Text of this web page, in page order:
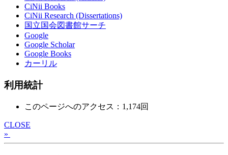
CiNii Books
CiNii Research (Dissertations)
国立国会図書館サーチ
Google
Google Scholar
Google Books
カーリル
利用統計
このページへのアクセス：1,174回
CLOSE
»